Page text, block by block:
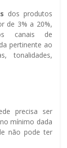
dos produtos
de 3% a 20%,
canais de
pertinente ao
tonalidades,
precisa ser
mínimo dada
não pode ter